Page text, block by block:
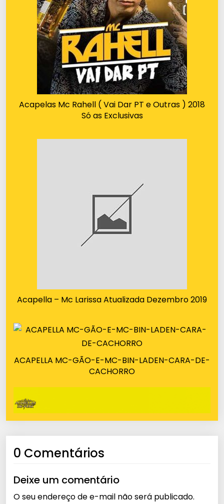
Acapelas Mc Rahell ( Vai Dar PT e Outras ) 2018
Só as Exclusivas
Acapella – Mc Larissa Atualizada Dezembro 2019
ACAPELLA MC-GÃO-E-MC-BIN-LADEN-CARA-DE-
CACHORRO
0 Comentários
Deixe um comentário
O seu endereço de e-mail não será publicado.